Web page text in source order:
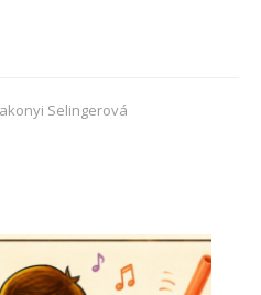
Selingerová